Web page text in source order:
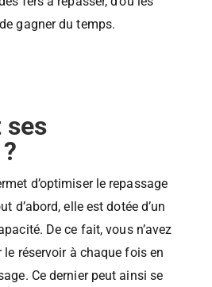
gagner du temps.
ses
d’optimiser le repassage
d’abord, elle est dotée d’un
De ce fait, vous n’avez
réservoir à chaque fois en
Ce dernier peut ainsi se